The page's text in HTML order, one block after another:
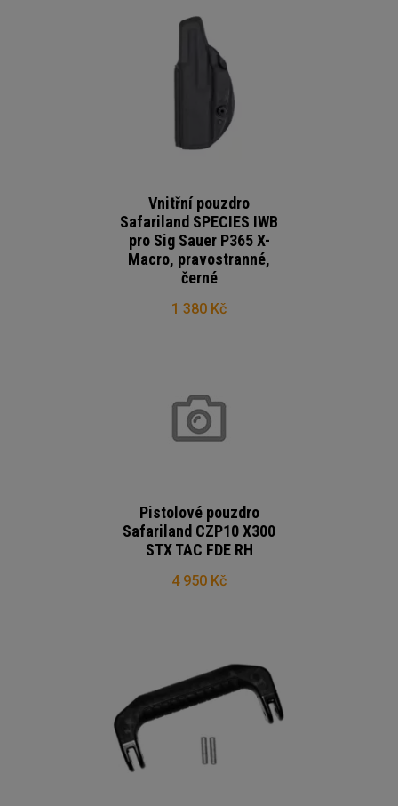
Vnitřní pouzdro
Safariland SPECIES IWB
pro Sig Sauer P365 X-
Macro, pravostranné,
černé
1 380 Kč
Pistolové pouzdro
Safariland CZP10 X300
STX TAC FDE RH
4 950 Kč